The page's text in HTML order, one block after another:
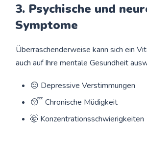
3. Psychische und
Symptome
Überraschenderweise kann sich ein
auch auf Ihre mentale Gesundheit
😔 Depressive Verstimmungen
😴 Chronische Müdigkeit
🤯 Konzentrationsschwierigkeiten